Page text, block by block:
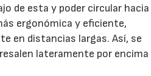
de esta y poder circular hacia
ergonómica y eficiente,
en distancias largas. Así, se
lateramente por encima